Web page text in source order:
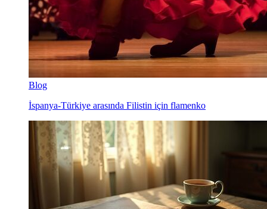
Blog
İspanya-Türkiye arasında Filistin için flamenko